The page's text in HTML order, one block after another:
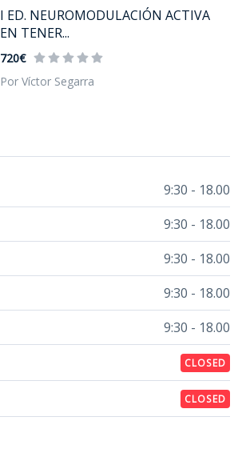
I ED. NEUROMODULACIÓN ACTIVA
EN TENER...
720€
Por Víctor Segarra
9:30 - 18.00
9:30 - 18.00
9:30 - 18.00
9:30 - 18.00
9:30 - 18.00
CLOSED
CLOSED